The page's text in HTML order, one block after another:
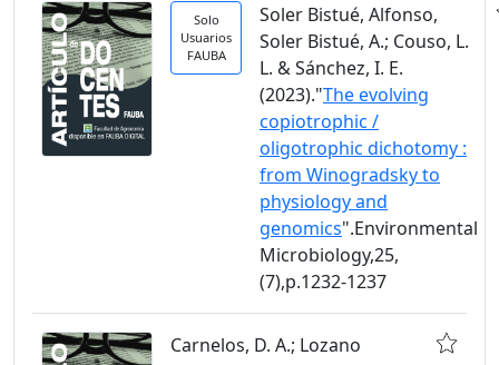
Solo
Usuarios
FAUBA
Soler Bistué, Alfonso,
Soler Bistué, A.; Couso, L.
L. & Sánchez, I. E.
(2023)."The evolving
copiotrophic /
oligotrophic dichotomy :
from Winogradsky to
physiology and
genomics".Environmental
Microbiology,25,
(7),p.1232-1237
Carnelos, D. A.; Lozano